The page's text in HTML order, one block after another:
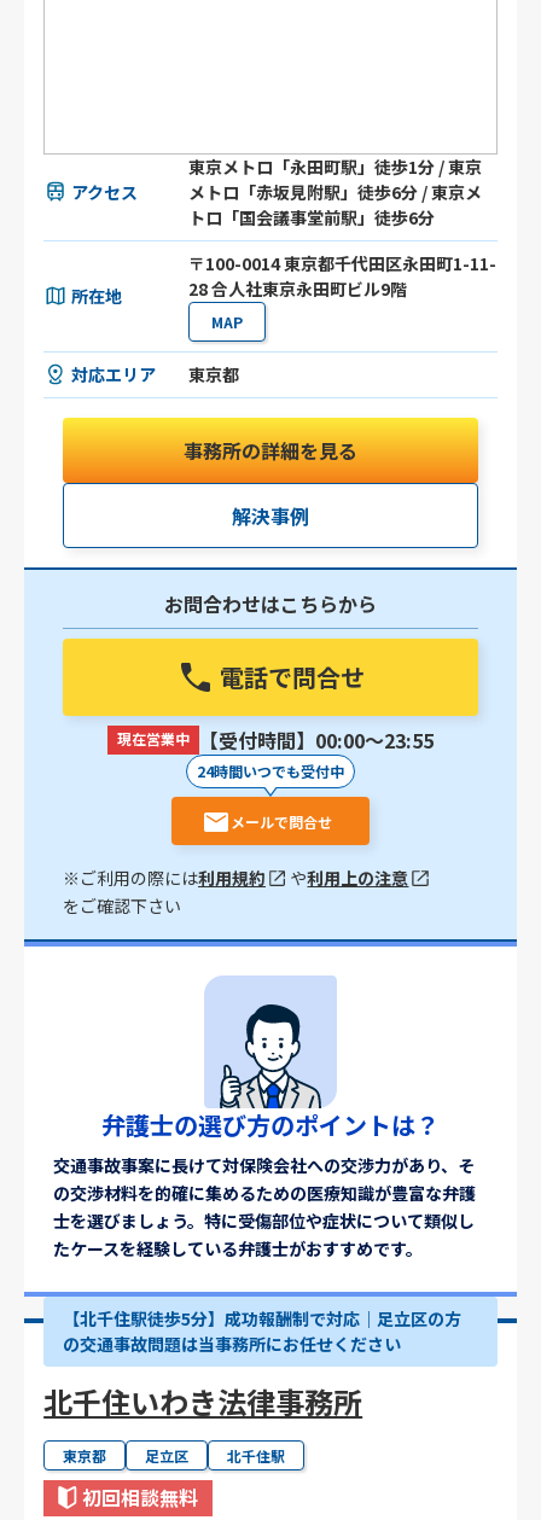
アクセス
東京メトロ「永田町駅」徒歩1分 / 東京
メトロ「赤坂見附駅」徒歩6分 / 東京メ
トロ「国会議事堂前駅」徒歩6分
所在地
〒100-0014 東京都千代田区永田町1-11-
28 合人社東京永田町ビル9階
MAP
対応エリア 東京都
事務所の詳細を見る
解決事例
お問合わせはこちらから
電話で問合せ
現在営業中 【受付時間】00:00〜23:55
24時間いつでも受付中
メールで問合せ
※ご利用の際には利用規約 や利用上の注意
をご確認下さい
弁護士の選び方のポイントは？
交通事故事案に長けて対保険会社への交渉力があり、そ
の交渉材料を的確に集めるための医療知識が豊富な弁護
士を選びましょう。特に受傷部位や症状について類似し
たケースを経験している弁護士がおすすめです。
【北千住駅徒歩5分】成功報酬制で対応｜足立区の方
の交通事故問題は当事務所にお任せください
北千住いわき法律事務所
東京都 足立区 北千住駅
初回相談無料